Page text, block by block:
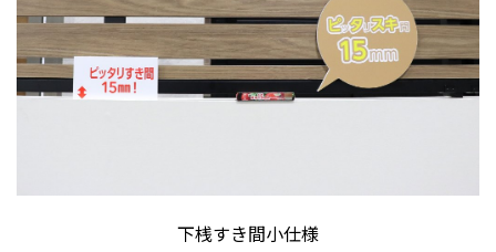
下桟すき間小仕様